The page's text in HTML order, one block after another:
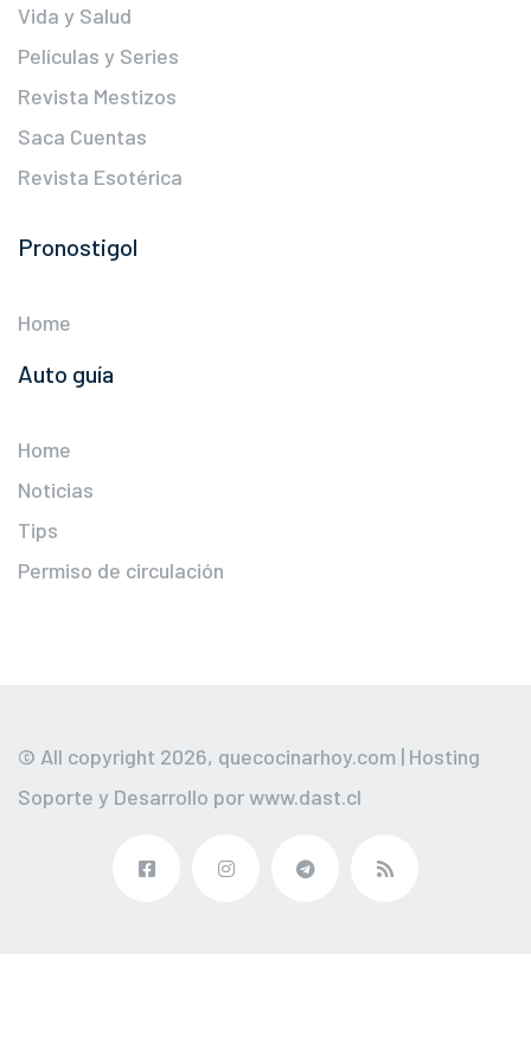
Vida y Salud
Películas y Series
Revista Mestizos
Saca Cuentas
Revista Esotérica
Pronostigol
Home
Auto guía
Home
Noticias
Tips
Permiso de circulación
© All copyright 2026, quecocinarhoy.com | Hosting
Soporte y Desarrollo porwww.dast.cl